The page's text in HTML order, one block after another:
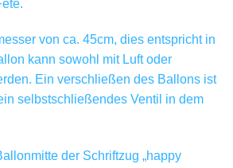
von ca. 45cm, dies entspricht in
kann sowohl mit Luft oder
Ein verschließen des Ballons ist
selbstschließendes Ventil in dem
der Schriftzug „happy